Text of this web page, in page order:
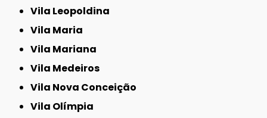
Vila Leopoldina
Vila Maria
Vila Mariana
Vila Medeiros
Vila Nova Conceição
Vila Olímpia